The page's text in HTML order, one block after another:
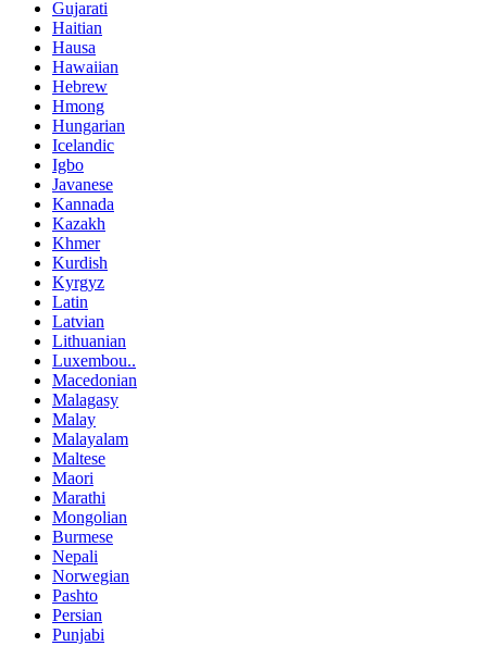
Gujarati
Haitian
Hausa
Hawaiian
Hebrew
Hmong
Hungarian
Icelandic
Igbo
Javanese
Kannada
Kazakh
Khmer
Kurdish
Kyrgyz
Latin
Latvian
Lithuanian
Luxembou..
Macedonian
Malagasy
Malay
Malayalam
Maltese
Maori
Marathi
Mongolian
Burmese
Nepali
Norwegian
Pashto
Persian
Punjabi